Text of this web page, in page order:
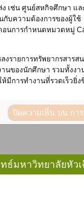
ช่น ศูนย์สหกิจศึกษา แ
กับความต้องการของผู้
นการกำหนดหมวดหมู่
รายการทรัพยากรสาร
านของนักศึกษา รวมทั้ง
มีการทำงานที่รวดเร็วยิ่
ปิดความเห็น บน กา
มหาวิทยาลัยหัวเ